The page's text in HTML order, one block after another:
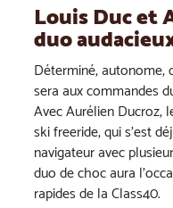
Louis Duc et
duo
Déterminé, autonome,
sera aux commandes
Avec Aurélien Ducroz,
ski freeride, qui s’est
navigateur avec
duo de choc aura
rapides de la Class40.